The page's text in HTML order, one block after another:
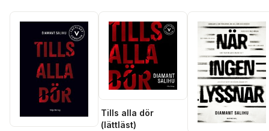
Tills alla dör
(lättläst)